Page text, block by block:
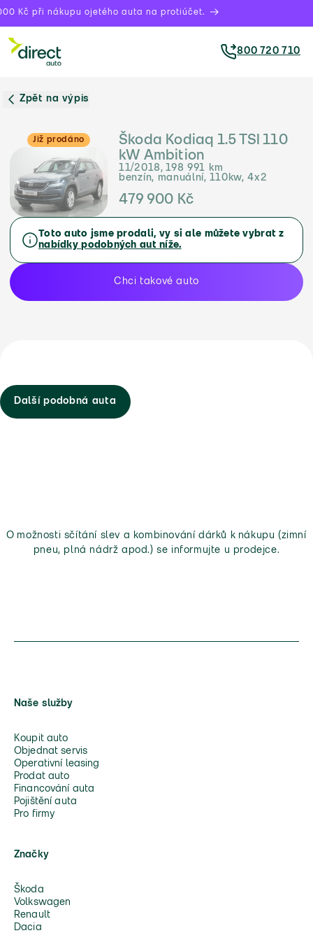
Kč při nákupu ojetého auta na protiúčet.
800 720 710
Zpět na výpis
Již prodáno
Škoda Kodiaq 1.5 TSI 110
kW Ambition
11/2018, 198 991 km
benzín, manuální, 110kw, 4x2
479 900 Kč
Toto auto jsme prodali, vy si ale můžete vybrat z
nabídky podobných aut níže.
Chci takové auto
Další podobná auta
O možnosti sčítání slev a kombinování dárků k nákupu (zimní
pneu, plná nádrž apod.) se informujte u prodejce.
Naše služby
Koupit auto
Objednat servis
Operativní leasing
Prodat auto
Financování auta
Pojištění auta
Pro firmy
Značky
Škoda
Volkswagen
Renault
Dacia